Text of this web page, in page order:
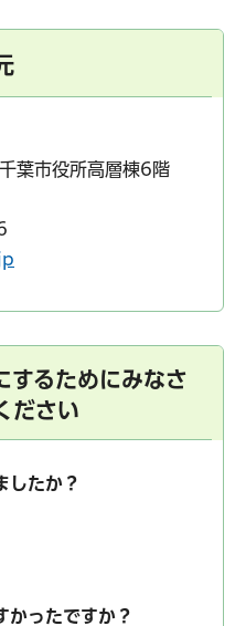
葉市役所高層棟6階
するためにみなさ
ださい
したか？
かったですか？